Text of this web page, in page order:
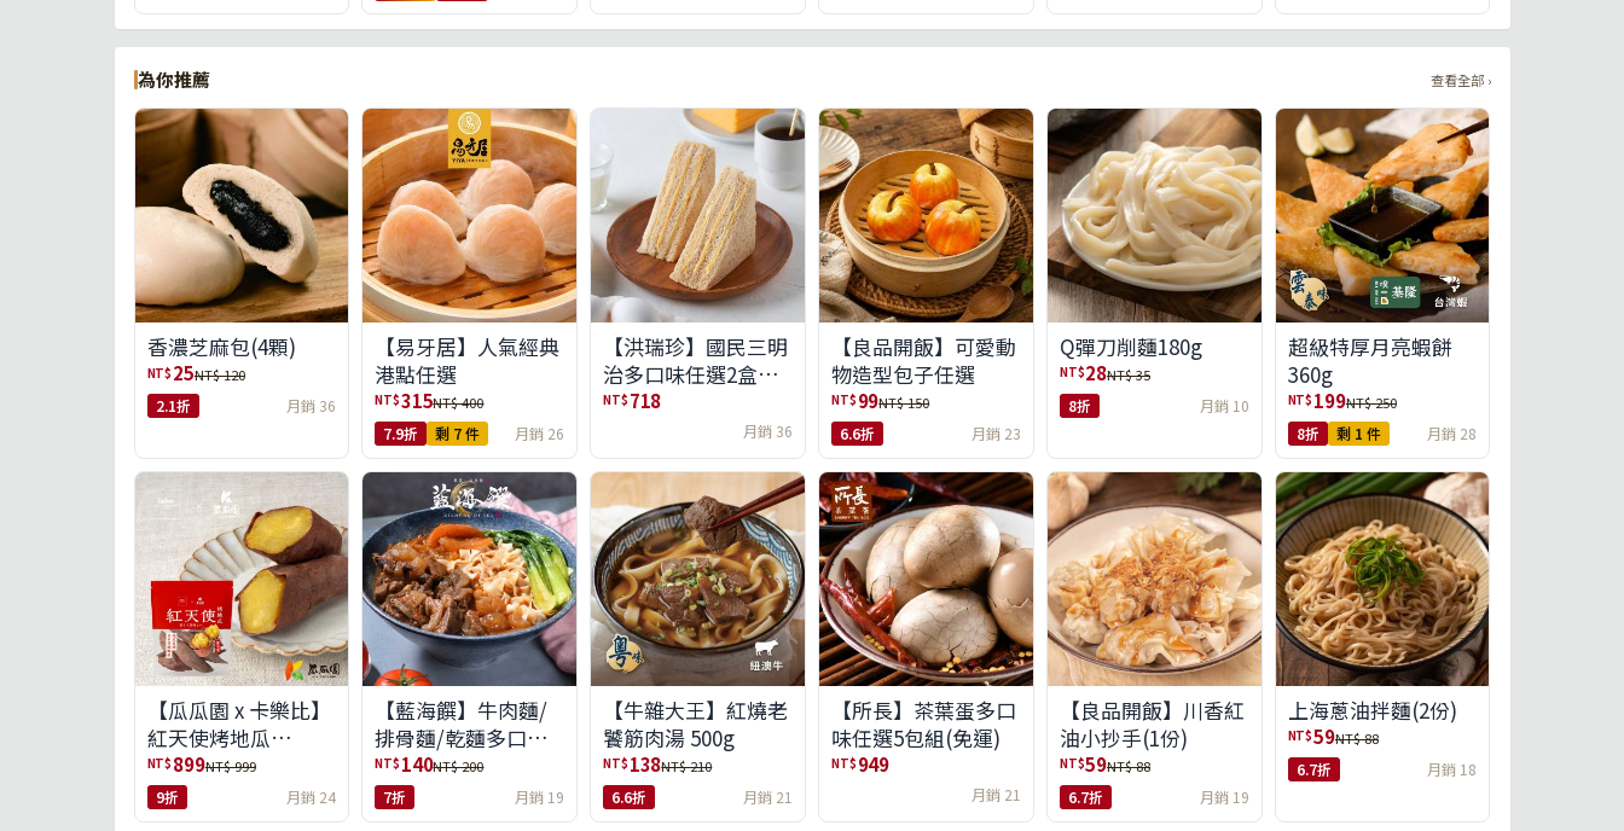
為你推薦 查看全部 ›
香濃芝麻包(4顆)
NT$ 25NT$ 120
2.1折 月銷 36
【易牙居】人氣經典
港點任選
NT$315NT$ 400
7.9折 剩 7 件 月銷 26
【洪瑞珍】國民三明
治多口味任選2盒組
(6入/盒)(免運)
NT$ 718
月銷 36
【良品開飯】可愛動
物造型包子任選
NT$ 99NT$ 150
6.6折 月銷 23
Q彈刀削麵180g
NT$28NT$ 35
8折 月銷 10
超級特厚月亮蝦餅
360g
NT$ 199NT$ 250
8折 剩 1 件 月銷 28
【瓜瓜園 x 卡樂比】
紅天使烤地瓜
350g*10包(免運組)
NT$ 899NT$ 999
9折 月銷 24
【藍海饌】牛肉麵/
排骨麵/乾麵多口味
任選
NT$ 140NT$ 200
7折 月銷 19
【牛雜大王】紅燒老
饕筋肉湯 500g
NT$ 138NT$ 210
6.6折 月銷 21
【所長】茶葉蛋多口
味任選5包組(免運)
NT$ 949
月銷 21
【良品開飯】川香紅
油小抄手(1份)
NT$59NT$ 88
6.7折 月銷 19
上海蔥油拌麵(2份)
NT$59NT$ 88
6.7折 月銷 18